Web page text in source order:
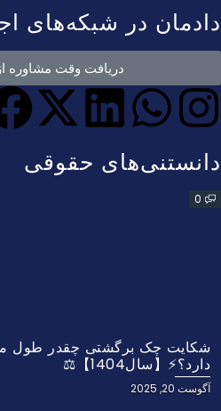
دادمان در شبکه‌های
دریافت وقت مشاوره
دانستنی‌های حقوقی
0
شکایت چک برگشتی چقدر طول
دارد؟⚡【سال1404】⚖️
آگوست 20, 2025